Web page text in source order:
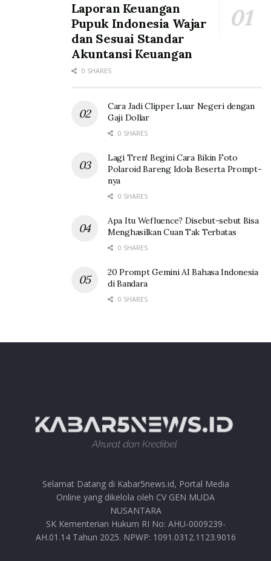
Laporan Keuangan
Pupuk Indonesia Wajar
dan Sesuai Standar
Akuntansi Keuangan
0 SHARES
Cara Jadi Clipper Luar Negeri dengan
Gaji Dollar
0 SHARES
Lagi Tren! Begini Cara Bikin Foto
Polaroid Bareng Idola Beserta Prompt-
nya
0 SHARES
Apa Itu Wefluence? Disebut-sebut Bisa
Menghasilkan Cuan Tak Terbatas
0 SHARES
20 Prompt Gemini AI Bahasa Indonesia
di Bandara
0 SHARES
Selamat Datang di Kabar5news.id, Portal Media
Online yang dikelola oleh CV GEN MUDA
NUSANTARA
SK Kementerian Hukum RI No: AHU-0009239-
AH.01.14 Tahun 2025. NPWP: 1091.0312.1123.9016